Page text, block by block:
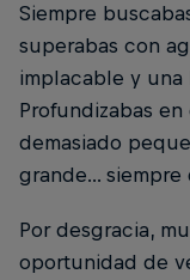
Siempre
superabas con
implacable y una
Profundizabas
demasiado
grande...
Por desgracia,
oportunidad de